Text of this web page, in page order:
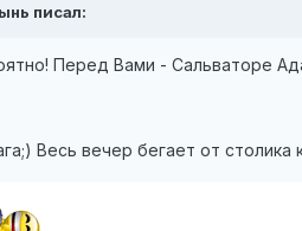
писал:
Перед Вами - Сальваторе
Весь вечер бегает от